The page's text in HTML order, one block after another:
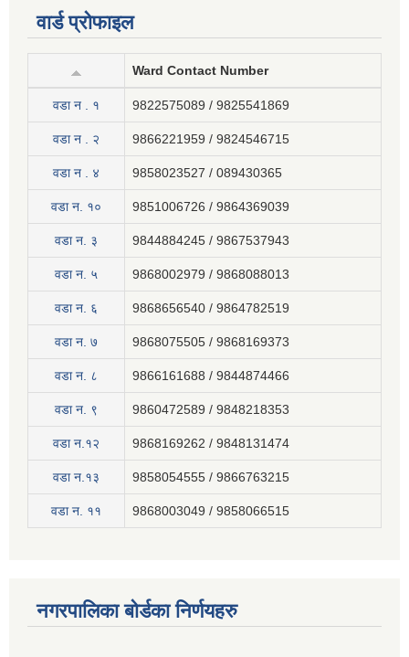
वार्ड प्रोफाइल
Ward Contact Number
वडा न . १ 9822575089 / 9825541869
वडा न . २ 9866221959 / 9824546715
वडा न . ४ 9858023527 / 089430365
वडा न. १० 9851006726 / 9864369039
वडा न. ३ 9844884245 / 9867537943
वडा न. ५ 9868002979 / 9868088013
वडा न. ६ 9868656540 / 9864782519
वडा न. ७ 9868075505 / 9868169373
वडा न. ८ 9866161688 / 9844874466
वडा न. ९ 9860472589 / 9848218353
वडा न.१२ 9868169262 / 9848131474
वडा न.१३ 9858054555 / 9866763215
वडा न‍. ११ 9868003049 / 9858066515
नगरपालिका बोर्डका निर्णयहरु